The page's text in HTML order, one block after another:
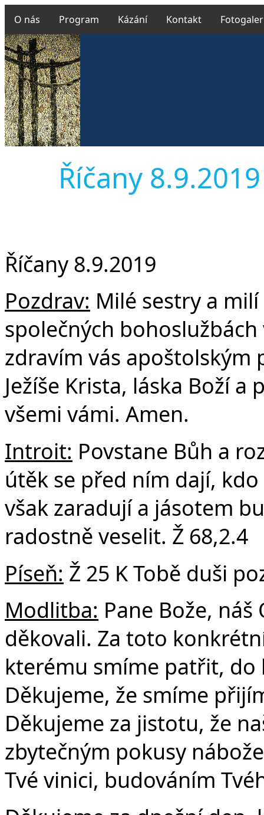
O nás Program Kázání Kontakt
Říčany
Říčany 8.9.2019
Pozdrav: Milé sestry a
společných
zdravím vás apoštolským
Ježíše Krista, láska Boží
všemi vámi. Amen.
Introit: Povstane Bůh a
útěk se před ním dají,
však zaradují a jásotem
radostně veselit. Ž 68,2.4
Píseň: Ž 25 K Tobě duši
Modlitba: Pane Bože,
děkovali. Za toto
kterému smíme patřit, do
Děkujeme, že smíme
Děkujeme za jistotu, že
zbytečným pokusy
Tvé vinici, budováním